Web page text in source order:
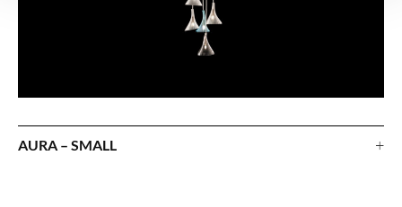
AURA – SMALL +